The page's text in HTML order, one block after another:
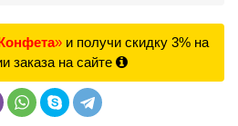
» и получи скидку 3% на
заказа на сайте